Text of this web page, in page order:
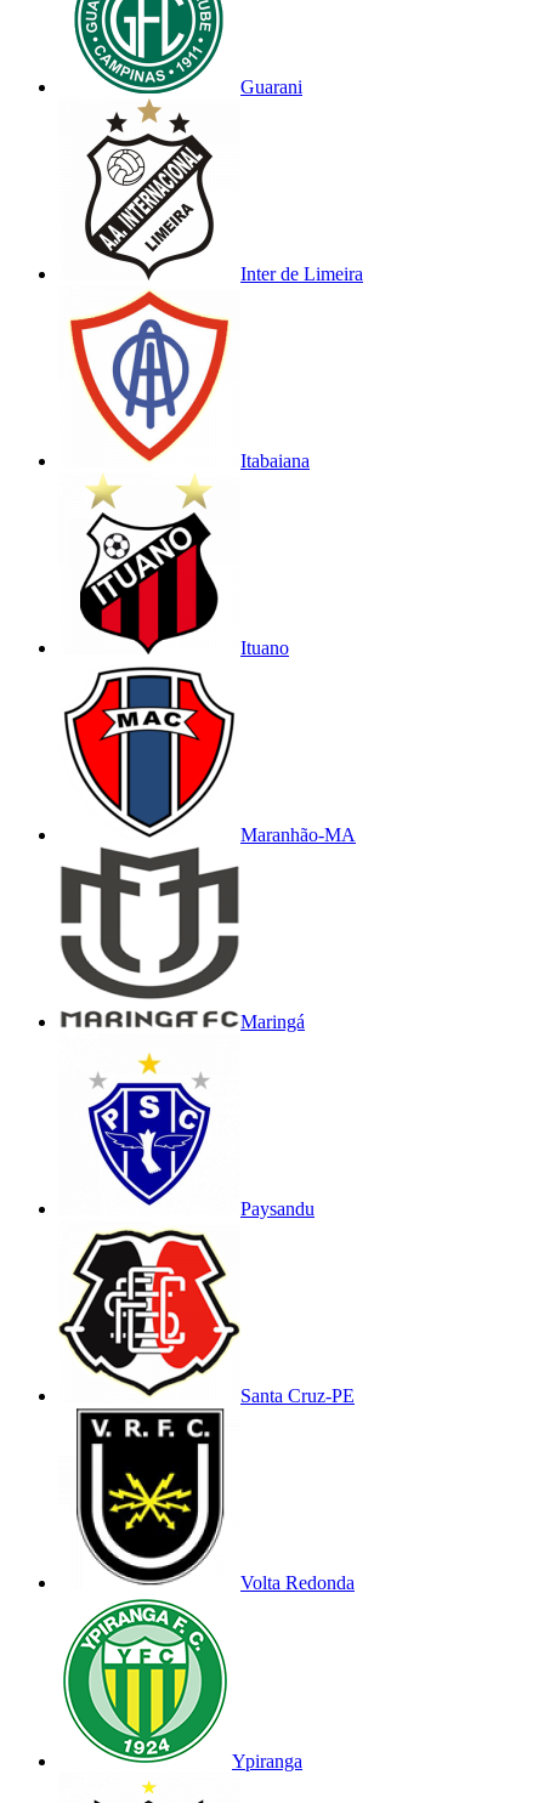
Guarani
Inter de Limeira
Itabaiana
Ituano
Maranhão-MA
Maringá
Paysandu
Santa Cruz-PE
Volta Redonda
Ypiranga